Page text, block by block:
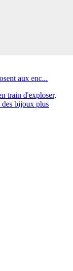
aux enc...
train d'exploser,
des bijoux plus